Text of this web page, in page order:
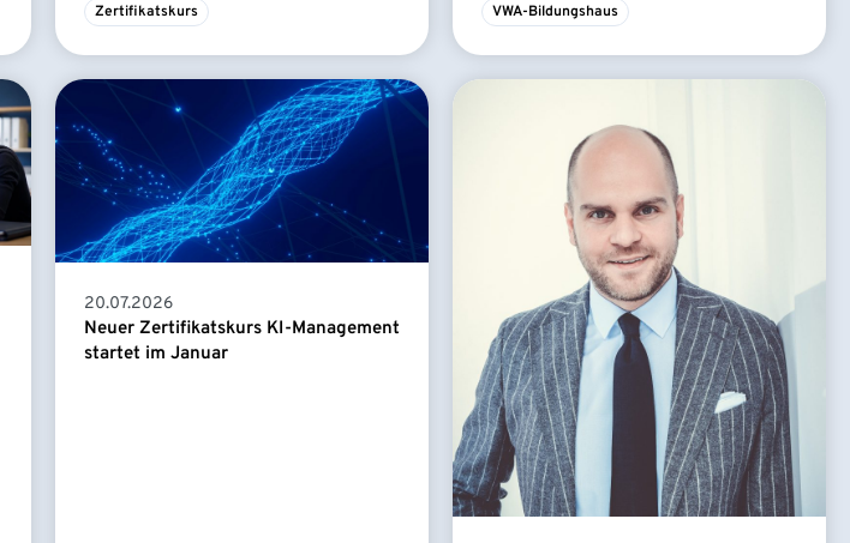
Zertifikatskurs
VWA-Bildungshaus
20.07.2026
Neuer Zertifikatskurs KI-Management
startet im Januar